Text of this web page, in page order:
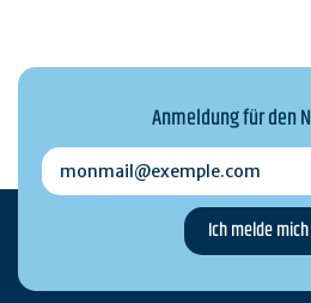
Anmeldung für den
monmail@exemple.com